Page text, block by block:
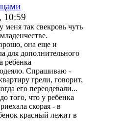
10:59
меня так свекровь чуть
она еще и
для дополнительного
ребенка
Спрашиваю -
грели, говорит,
его переодевали...
того, что у ребенка
скорая - в
красный лежит в